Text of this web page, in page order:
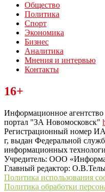
Общество
Политика
Спорт
Экономика
Бизнес
Аналитика
Мнения и интервью
Контакты
Читайте последние новости
“ЗаНовомосковск”
16+
Информационное
портал "ЗА Новомосковск"
Регистрационный номер
г, выдан Федеральной
информационных
Учредитель: ООО
Главный редактор:
Политика использования
Политика обработки